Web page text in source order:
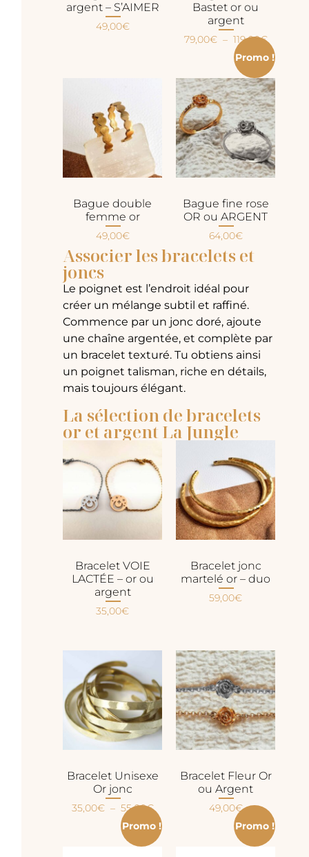
argent – S’AIMER
49,00€
Bastet or ou
argent
79,00€ – 119,00€
Bague double
femme or
49,00€
Promo !
Bague fine rose
OR ou ARGENT
64,00€
Associer les bracelets et
joncs
Le poignet est l’endroit idéal pour
créer un mélange subtil et raffiné.
Commence par un jonc doré, ajoute
une chaîne argentée, et complète par
un bracelet texturé. Tu obtiens ainsi
un poignet talisman, riche en détails,
mais toujours élégant.
La sélection de bracelets
or et argent La Jungle
Bracelet VOIE
LACTÉE – or ou
argent
35,00€
Bracelet jonc
martelé or – duo
59,00€
Bracelet Unisexe
Or jonc
35,00€ – 55,00€
Bracelet Fleur Or
ou Argent
49,00€
Promo !
Promo !